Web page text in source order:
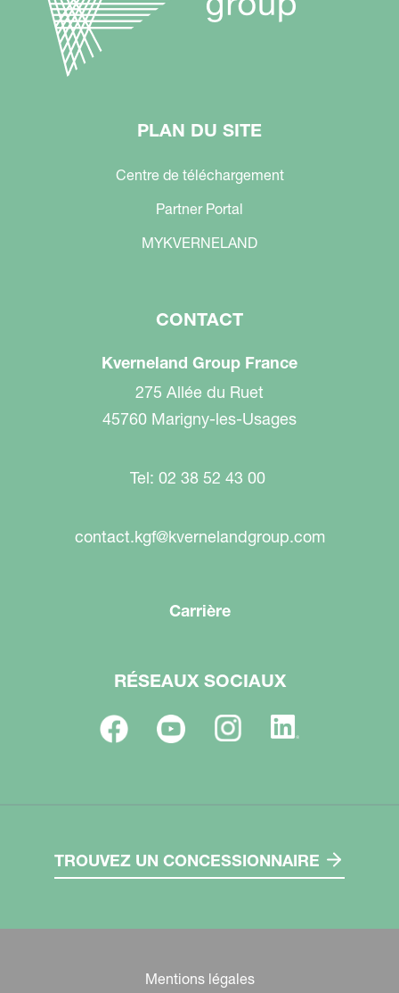
PLAN DU SITE
Centre de téléchargement
Partner Portal
MYKVERNELAND
CONTACT
Kverneland Group France
275 Allée du Ruet
45760 Marigny-les-Usages
Tel: 02 38 52 43 00
contact.kgf@kvernelandgroup.com
Carrière
RÉSEAUX SOCIAUX
TROUVEZ UN CONCESSIONNAIRE
Mentions légales